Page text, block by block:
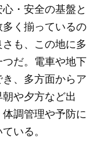
・安全の基盤と
く揃っているの
も、この地に多
だ。電車や地下
、多方面からア
や夕方など出
調管理や予防に
いる。